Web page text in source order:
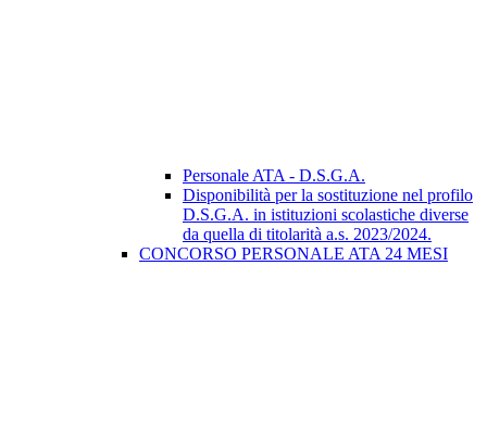
Personale ATA - D.S.G.A.
Disponibilità per la sostituzione nel profilo
D.S.G.A. in istituzioni scolastiche diverse
da quella di titolarità a.s. 2023/2024.
CONCORSO PERSONALE ATA 24 MESI